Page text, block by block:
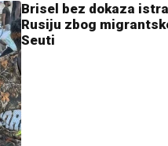
Brisel bez dokaza
Rusiju zbog
Seuti